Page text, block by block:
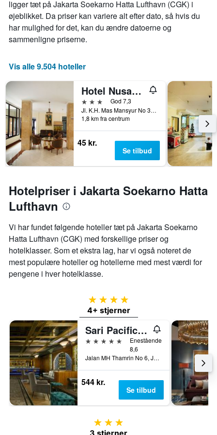
ligger tæt på Jakarta Soekarno Hatta Lufthavn (CGK) i
øjeblikket. Da priser kan variere alt efter dato, så hvis du
har mulighed for det, kan du ændre datoerne og
sammenligne priserne.
Vis alle 9.504 hoteller
Hotel Nusantara Indah Syariah
3 stjernerGod 7,3
Jl. K.H. Mas Mansyur No 36, Tanah Abang, Jakarta, Indonesien
1,8 km fra centrum
45 kr.
Se tilbud
Hotelpriser i Jakarta Soekarno Hatta
Lufthavn
Vi har fundet følgende hoteller tæt på Jakarta Soekarno
Hatta Lufthavn (CGK) med forskellige priser og
hotelklasser. Som et ekstra lag, har vi også noteret de
mest populære hoteller og hotellerne med mest værdi for
pengene i hver hotelklasse.
4 stjerner
4+ stjerner
Sari Pacific Jakarta, Autograph Collection
5 stjerner
Enestående
8,6
Jalan MH Thamrin No 6, Jakarta, Indonesien
544 kr.
Se tilbud
3 stjerner